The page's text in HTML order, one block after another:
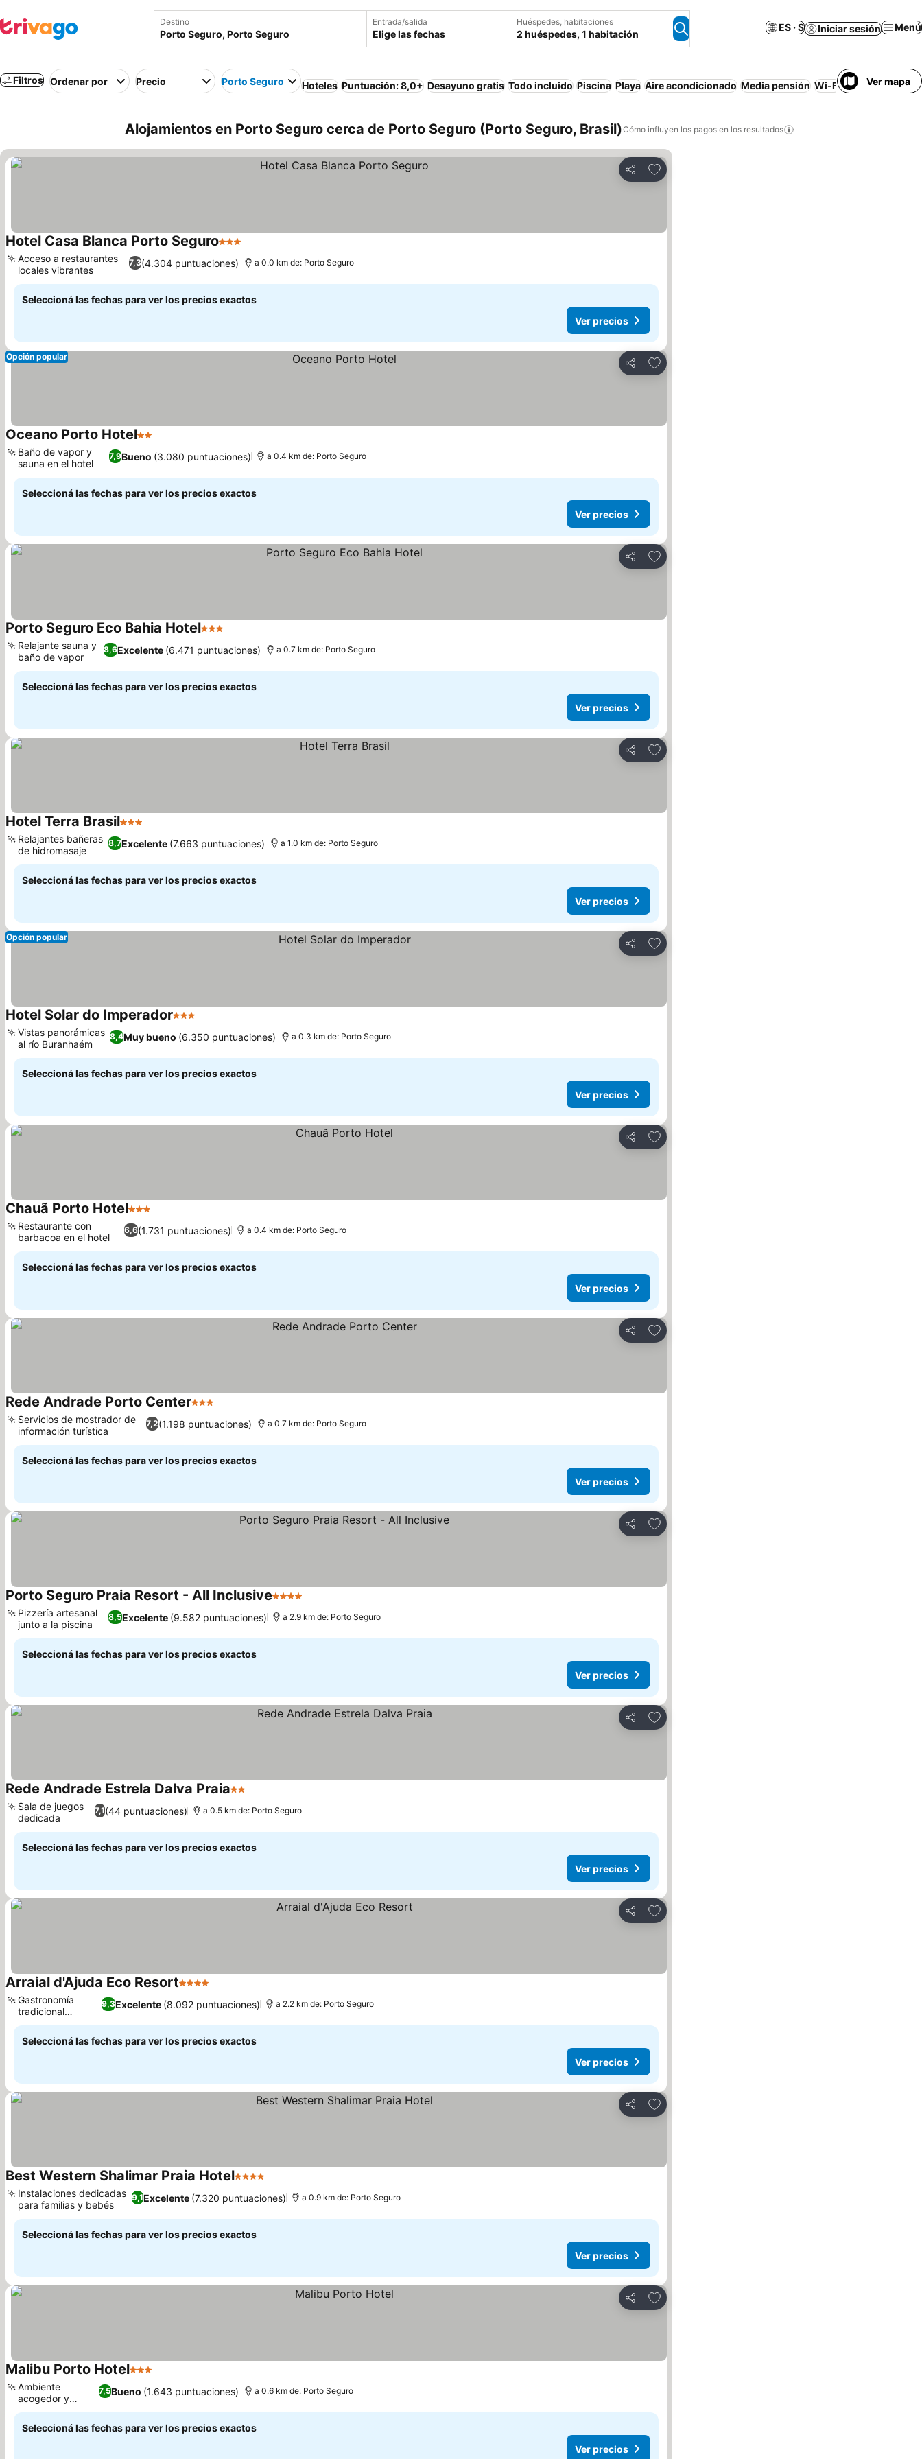
Destino Entrada/salida
Elige las fechas
Huéspedes, habitaciones
2 huéspedes, 1 habitación
ES · $ Iniciar sesión Menú
Filtros Ordenar por Precio Porto Seguro Hoteles Puntuación: 8,0+ Desayuno gratis Todo incluido Piscina Playa Aire acondicionado Media pensión Wi-Fi Ver mapa
Alojamientos en Porto Seguro cerca de Porto Seguro (Porto Seguro, Brasil)Cómo influyen los pagos en los resultados
Compartir
Añadir a favoritos
Hotel Casa Blanca Porto Seguro3 Estrellas
7,3(4.304 puntuaciones)
Acceso a restaurantes
locales vibrantes
a 0.0 km de: Porto Seguro
Seleccioná las fechas para ver los precios exactos
Ver precios
Compartir
Añadir a favoritos
Opción popular
Oceano Porto Hotel2 Estrellas
7,9Bueno (3.080 puntuaciones)
Baño de vapor y
sauna en el hotel
a 0.4 km de: Porto Seguro
Seleccioná las fechas para ver los precios exactos
Ver precios
Compartir
Añadir a favoritos
Porto Seguro Eco Bahia Hotel3 Estrellas
8,6Excelente (6.471 puntuaciones)
Relajante sauna y
baño de vapor
a 0.7 km de: Porto Seguro
Seleccioná las fechas para ver los precios exactos
Ver precios
Compartir
Añadir a favoritos
Hotel Terra Brasil3 Estrellas
8,7Excelente (7.663 puntuaciones)
Relajantes bañeras
de hidromasaje
a 1.0 km de: Porto Seguro
Seleccioná las fechas para ver los precios exactos
Ver precios
Compartir
Añadir a favoritos
Opción popular
Hotel Solar do Imperador3 Estrellas
8,4Muy bueno (6.350 puntuaciones)
Vistas panorámicas
al río Buranhaém
a 0.3 km de: Porto Seguro
Seleccioná las fechas para ver los precios exactos
Ver precios
Compartir
Añadir a favoritos
Chauã Porto Hotel3 Estrellas
6,6(1.731 puntuaciones)
Restaurante con
barbacoa en el hotel
a 0.4 km de: Porto Seguro
Seleccioná las fechas para ver los precios exactos
Ver precios
Compartir
Añadir a favoritos
Rede Andrade Porto Center3 Estrellas
7,2(1.198 puntuaciones)
Servicios de mostrador de
información turística
a 0.7 km de: Porto Seguro
Seleccioná las fechas para ver los precios exactos
Ver precios
Compartir
Añadir a favoritos
Porto Seguro Praia Resort - All Inclusive4 Estrellas
8,5Excelente (9.582 puntuaciones)
Pizzería artesanal
junto a la piscina
a 2.9 km de: Porto Seguro
Seleccioná las fechas para ver los precios exactos
Ver precios
Compartir
Añadir a favoritos
Rede Andrade Estrela Dalva Praia2 Estrellas
7,1(44 puntuaciones)
Sala de juegos
dedicada
a 0.5 km de: Porto Seguro
Seleccioná las fechas para ver los precios exactos
Ver precios
Compartir
Añadir a favoritos
Arraial d'Ajuda Eco Resort4 Estrellas
9,3Excelente (8.092 puntuaciones)
Gastronomía
tradicional
bahiana
a 2.2 km de: Porto Seguro
Seleccioná las fechas para ver los precios exactos
Ver precios
Compartir
Añadir a favoritos
Best Western Shalimar Praia Hotel4 Estrellas
9,1Excelente (7.320 puntuaciones)
Instalaciones dedicadas
para familias y bebés
a 0.9 km de: Porto Seguro
Seleccioná las fechas para ver los precios exactos
Ver precios
Compartir
Añadir a favoritos
Malibu Porto Hotel3 Estrellas
7,5Bueno (1.643 puntuaciones)
Ambiente
acogedor y
familiar
a 0.6 km de: Porto Seguro
Seleccioná las fechas para ver los precios exactos
Ver precios